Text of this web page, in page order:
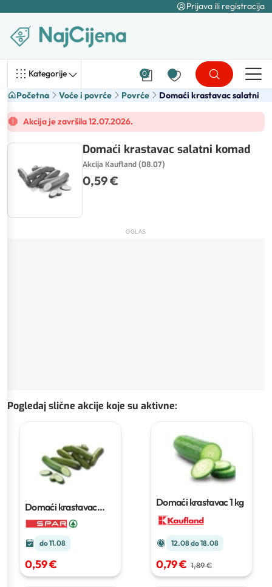
Prijava ili registracija
Kategorije 0
Početna Voće i povrće Povrće Domaći krastavac salatni
Akcija je završila 12.07.2026.
Domaći krastavac salatni komad
Akcija Kaufland (08.07)
0,59 €
OGLAS
Pogledaj slične akcije koje su aktivne:
Domaći krastavac
salatar1 kom
do 11.08
0,59 €
Domaći krastavac1 kg
12.08 do 18.08
0,79 € 1,89 €